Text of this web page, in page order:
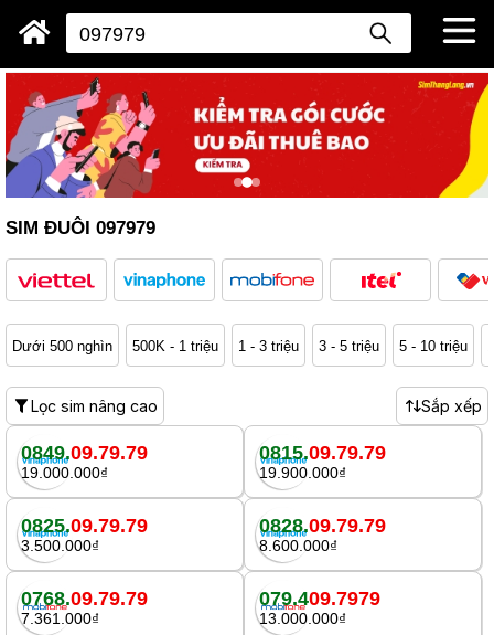
SIM ĐUÔI 097979
Dưới 500 nghìn 500K - 1 triệu 1 - 3 triệu 3 - 5 triệu 5 - 10 triệu
Lọc sim nâng cao Sắp xếp
0849.09.79.79
19.000.000₫
0815.09.79.79
19.900.000₫
0825.09.79.79
3.500.000₫
0828.09.79.79
8.600.000₫
0768.09.79.79
7.361.000₫
079.409.7979
13.000.000₫